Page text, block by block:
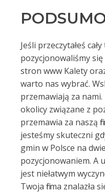
Jeśli przeczytałeś
pozycjonowaliśmy
stron www Kalety
warto nas wybrać.
przemawiają za
okolicy związane z
przemawia za naszą
jesteśmy skuteczni
gmin w Polsce na
pozycjonowaniem. A
jest niełatwym
Twoja firma znalazła